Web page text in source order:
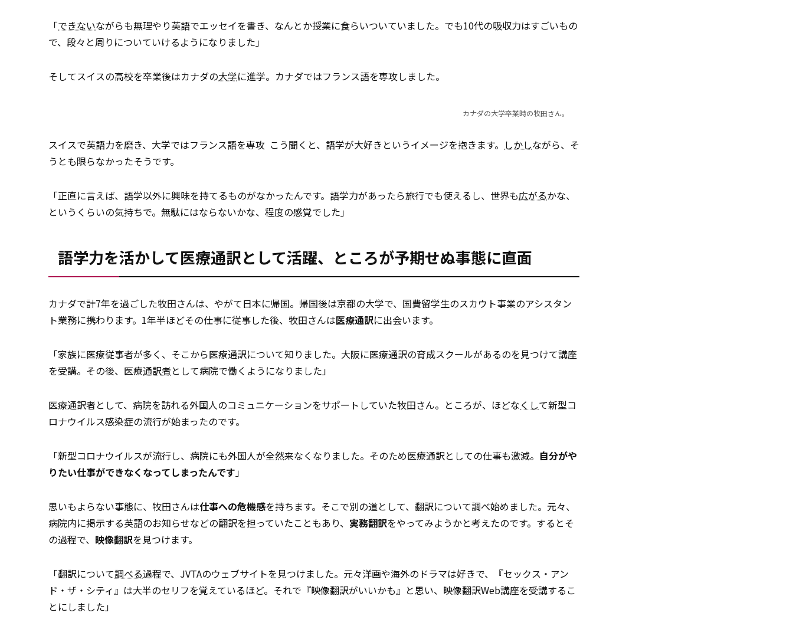
「できないながらも無理やり英語でエッセイを書き、なんとか授業に食らいついていました。でも10代の吸収力はすごいもの
で、段々と周りについていけるようになりました」
そしてスイスの高校を卒業後はカナダの大学に進学。カナダではフランス語を専攻しました。
カナダの大学卒業時の牧田さん。
スイスで英語力を磨き、大学ではフランス語を専攻 ―― こう聞くと、語学が大好きというイメージを抱きます。 しかしながら、そ
うとも限らなかったそうです。
「正直に言えば、語学以外に興味を持てるものがなかったんです。語学力があったら旅行でも使えるし、世界も広がるかな、
というくらいの気持ちで。無駄にはならないかな、程度の感覚でした」
語学力を活かして医療通訳として活躍、ところが予期せぬ事態に直面
カナダで計7年を過ごした牧田さんは、やがて日本に帰国。帰国後は京都の大学で、国費留学生のスカウト事業のアシスタン
ト業務に携わります。1年半ほどその仕事に従事した後、牧田さんは医療通訳に出会います。
「家族に医療従事者が多く、そこから医療通訳について知りました。大阪に医療通訳の育成スクールがあるのを見つけて講座
を受講。その後、医療通訳者として病院で働くようになりました」
医療通訳者として、病院を訪れる外国人のコミュニケーションをサポートしていた牧田さん。ところが、ほどなくして新型コ
ロナウイルス感染症の流行が始まったのです。
「新型コロナウイルスが流行し、病院にも外国人が全然来なくなりました。そのため医療通訳としての仕事も激減。 自分がや
りたい仕事ができなくなってしまったんです」
思いもよらない事態に、牧田さんは仕事への危機感を持ちます。そこで別の道として、翻訳について調べ始めました。元々、
病院内に掲示する英語のお知らせなどの翻訳を担っていたこともあり、 実務翻訳をやってみようかと考えたのです。するとそ
の過程で、 映像翻訳を見つけます。
「翻訳について調べる過程で、JVTAのウェブサイトを見つけました。元々洋画や海外のドラマは好きで、『セックス・アン
ド・ザ・シティ』は大半のセリフを覚えているほど。それで『映像翻訳がいいかも』と思い、映像翻訳Web講座を受講するこ
とにしました」